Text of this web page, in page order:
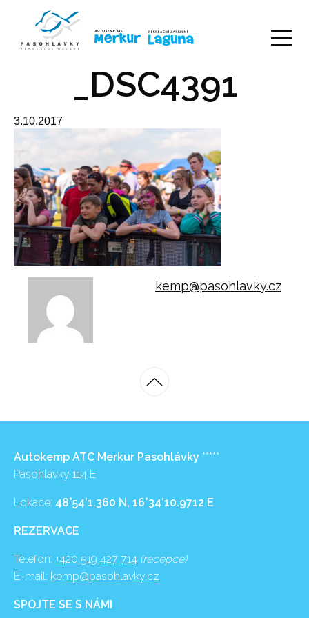
_DSC4391
3.10.2017
kemp@pasohlavky.cz
Autokemp ATC Merkur Pasohlávky *****
Pasohlávky 114 E
Lokace: 48°54’1.360 N, 16°34’10.9712 E
REZERVACE
Telefon: +420 519 427 714 (recepce)
E-mail: kemp@pasohlavky.cz
SPOJTE SE S NÁMI